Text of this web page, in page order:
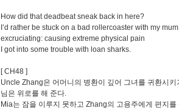
How did that deadbeat sneak back in here?
I’d rather be stuck on a bad rollercoaster with my
excruciating: causing extreme physical pain
I got into some trouble with loan sharks.
[ CH48 ]
Uncle Zhang은 어머니의 병환이 깊어 그녀를 귀환시
님은 위로를 해 준다.
Mia는 잠을 이루지 못하고 Zhang의 고용주에게 편지